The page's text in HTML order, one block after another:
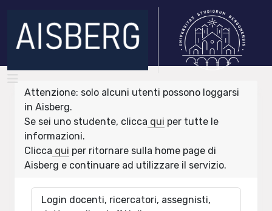
Attenzione: solo alcuni utenti possono loggarsi
in Aisberg.
Se sei uno studente, clicca qui per tutte le
informazioni.
Clicca qui per ritornare sulla home page di
Aisberg e continuare ad utilizzare il servizio.
Login docenti, ricercatori, assegnisti,